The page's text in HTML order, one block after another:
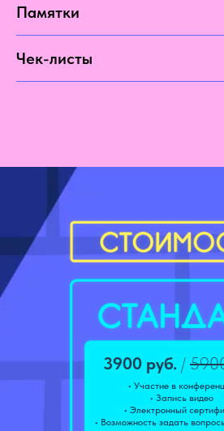
Памятки
Чек-листы
3900 руб. /
• Участие в
• Запись видео
• Электронный
• Возможность задать